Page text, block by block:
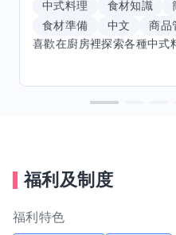
中式料理 食材知識
食材準備
中文 商品
福利及制度
福利特色